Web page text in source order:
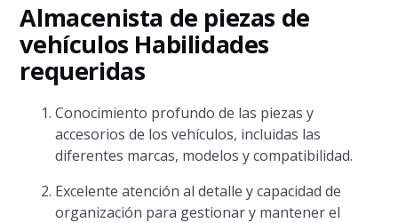
Almacenista de piezas de
vehículos Habilidades
requeridas
Conocimiento profundo de las piezas y
accesorios de los vehículos, incluidas las
diferentes marcas, modelos y compatibilidad.
Excelente atención al detalle y capacidad de
organización para gestionar y mantener el